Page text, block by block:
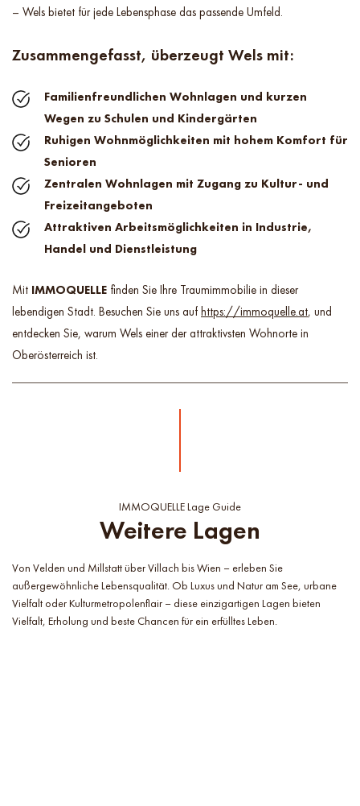
– Wels bietet für jede Lebensphase das passende Umfeld.
Zusammengefasst, überzeugt Wels mit:
Familienfreundlichen Wohnlagen und kurzen
Wegen zu Schulen und Kindergärten
Ruhigen Wohnmöglichkeiten mit hohem Komfort für
Senioren
Zentralen Wohnlagen mit Zugang zu Kultur- und
Freizeitangeboten
Attraktiven Arbeitsmöglichkeiten in Industrie,
Handel und Dienstleistung
Mit IMMOQUELLE finden Sie Ihre Traumimmobilie in dieser
lebendigen Stadt. Besuchen Sie uns auf https://immoquelle.at, und
entdecken Sie, warum Wels einer der attraktivsten Wohnorte in
Oberösterreich ist.
IMMOQUELLE Lage Guide
Weitere Lagen
Von Velden und Millstatt über Villach bis Wien – erleben Sie
außergewöhnliche Lebensqualität. Ob Luxus und Natur am See, urbane
Vielfalt oder Kulturmetropolenflair – diese einzigartigen Lagen bieten
Vielfalt, Erholung und beste Chancen für ein erfülltes Leben.